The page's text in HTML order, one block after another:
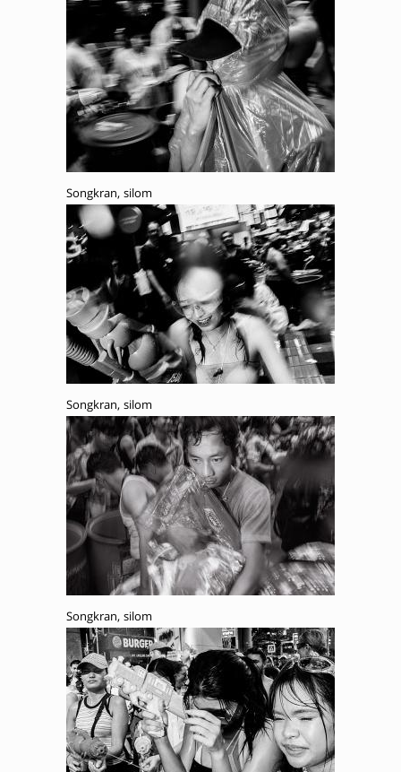
Songkran, silom
Songkran, silom
Songkran, silom